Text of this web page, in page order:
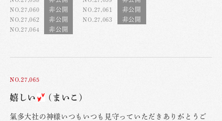
NO.27,060
NO.27,061
NO.27,062
NO.27,063
NO.27,064
NO.27,065
嬉しい (まいこ)
氣多大社の神様いつもいつも見守っていただきありがとうご